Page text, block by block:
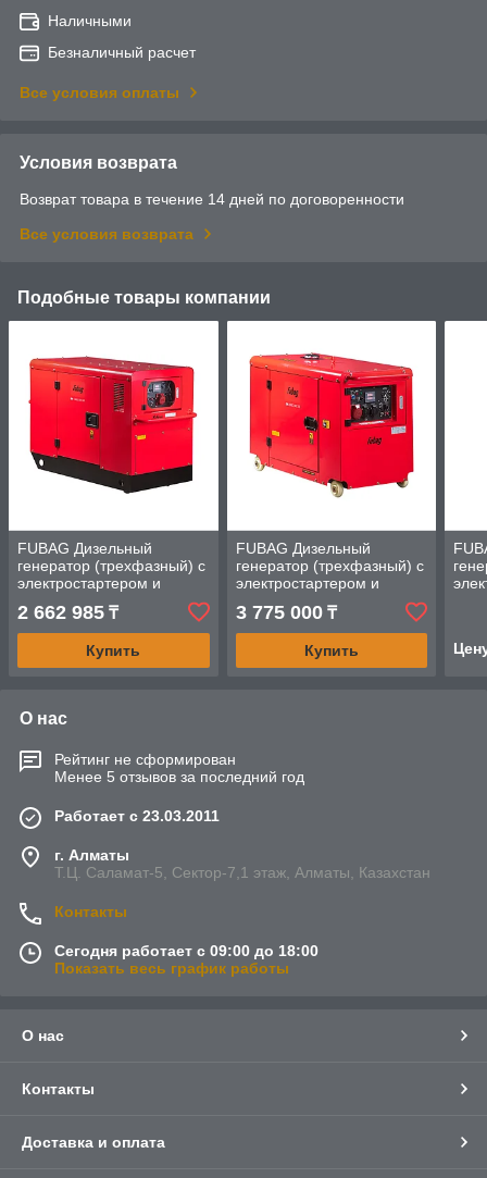
Наличными
Безналичный расчет
Все условия оплаты
Условия возврата
Возврат товара в течение 14 дней по договоренности
Все условия возврата
Подобные товары компании
FUBAG Дизельный
генератор (трехфазный) с
электростартером и
коннектором автоматики
DS 14000 DAC ES (кожух)
2 662 985 ₸
Купить
FUBAG Дизельный
генератор (трехфазный) с
электростартером и
коннектором автоматики
DS 8000 DAC ES (кожух)
3 775 000₸
Купить
О нас
Рейтинг не сформирован
Менее 5 отзывов за последний год
Работает с 23.03.2011
г. Алматы
Т.Ц. Саламат-5, Cектор-7,1 этаж, Алматы, Казахстан
Контакты
Сегодня работает с 09:00 до 18:00
Показать весь график работы
О нас
Контакты
Доставка и оплата